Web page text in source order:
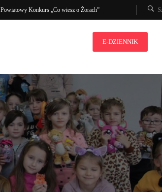
Powiatowy Konkurs „Co wiesz o Żorach”
E-DZIENNIK